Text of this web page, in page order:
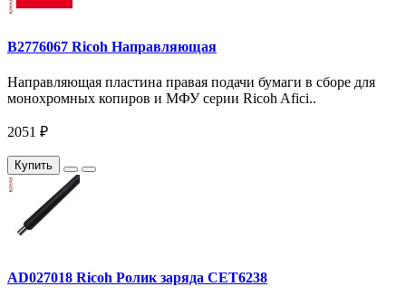
B2776067 Ricoh Направляющая
Направляющая пластина правая подачи бумаги в сборе для
монохромных копиров и МФУ серии Ricoh Afici..
2051 ₽
Купить
AD027018 Ricoh Ролик заряда CET6238